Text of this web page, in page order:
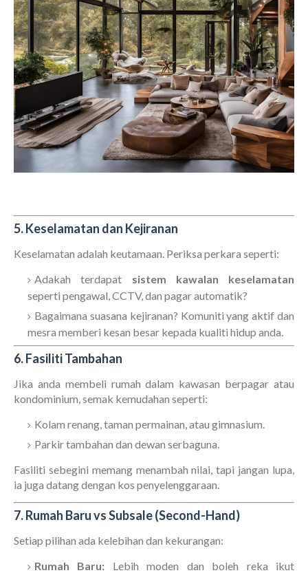
5. Keselamatan dan Kejiranan
Keselamatan adalah keutamaan. Periksa perkara seperti:
Adakah terdapat sistem kawalan keselamatan
seperti pengawal, CCTV, dan pagar automatik?
Bagaimana suasana kejiranan? Komuniti yang aktif dan
mesra memberi kesan besar kepada kualiti hidup anda.
6. Fasiliti Tambahan
Jika anda membeli rumah dalam kawasan berpagar atau
kondominium, semak kemudahan seperti:
Kolam renang, taman permainan, atau gimnasium.
Parkir tambahan dan dewan serbaguna.
Fasiliti sebegini memang menambah nilai, tapi jangan lupa,
ia juga datang dengan kos penyelenggaraan.
7. Rumah Baru vs Subsale (Second-Hand)
Setiap pilihan ada kelebihan dan kekurangan:
Rumah Baru: Lebih moden dan boleh reka ikut